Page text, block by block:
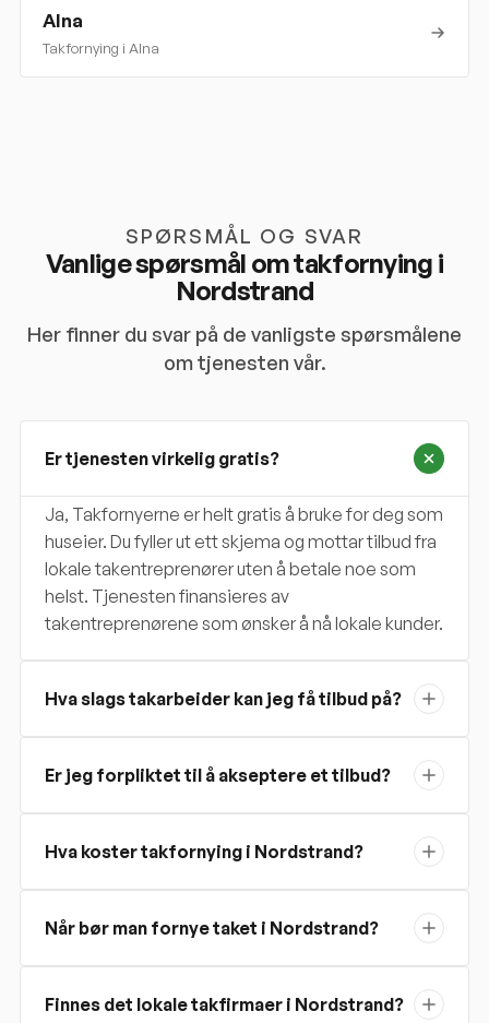
Alna
Takfornying i Alna
SPØRSMÅL OG SVAR
Vanlige spørsmål om takfornying i
Nordstrand
Her finner du svar på de vanligste spørsmålene
om tjenesten vår.
Er tjenesten virkelig gratis?
Ja, Takfornyerne er helt gratis å bruke for deg som
huseier. Du fyller ut ett skjema og mottar tilbud fra
lokale takentreprenører uten å betale noe som
helst. Tjenesten finansieres av
takentreprenørene som ønsker å nå lokale kunder.
Hva slags takarbeider kan jeg få tilbud på?
Er jeg forpliktet til å akseptere et tilbud?
Hva koster takfornying i Nordstrand?
Når bør man fornye taket i Nordstrand?
Finnes det lokale takfirmaer i Nordstrand?